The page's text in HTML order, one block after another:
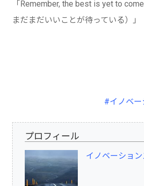
「Remember, the best is yet to
まだまだいいことが待っている）」
#イノベー
プロフィール
イノベーショ